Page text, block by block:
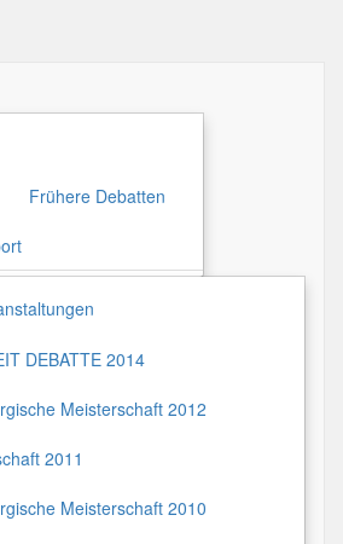
Frühere Debatten
DEBATTE 2014
Meisterschaft 2012
2011
Meisterschaft 2010